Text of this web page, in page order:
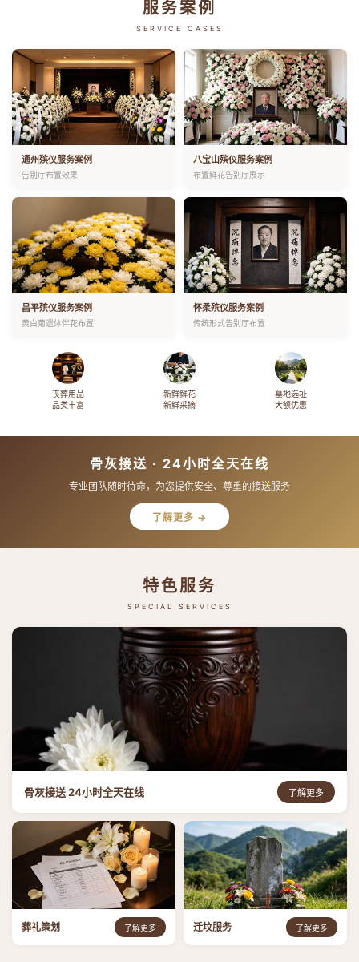
服务案例
SERVICE CASES
通州殡仪服务案例
告别厅布置效果
八宝山殡仪服务案例
布置鲜花告别厅展示
昌平殡仪服务案例
黄白菊遗体伴花布置
怀柔殡仪服务案例
传统形式告别厅布置
丧葬用品
品类丰富
新鲜鲜花
新鲜采摘
墓地选址
大额优惠
骨灰接送 · 24小时全天在线
专业团队随时待命，为您提供安全、尊重的接送服务
了解更多 →
特色服务
SPECIAL SERVICES
骨灰接送 24小时全天在线 了解更多
葬礼策划 了解更多 迁坟服务 了解更多